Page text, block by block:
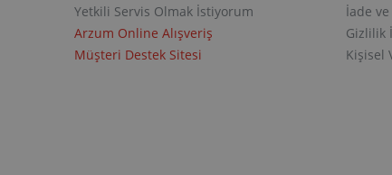
Yetkili Servis Olmak İstiyorum
Arzum Online Alışveriş
Müşteri Destek Sitesi
İade
Gizlilik
Kişisel